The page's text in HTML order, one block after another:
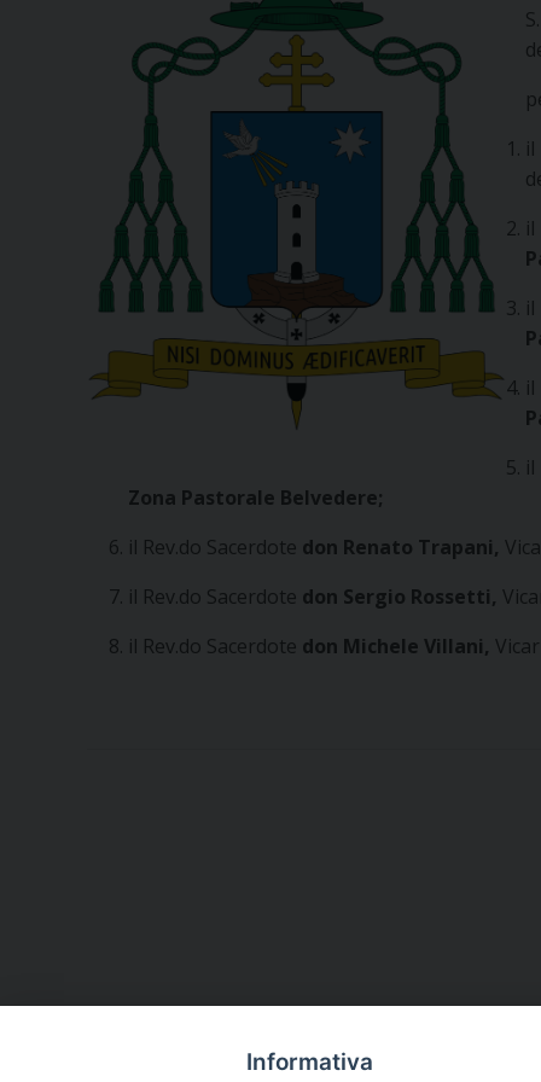
il
il
il
il
il
Zona Pastorale Belvedere;
il Rev.do Sacerdote don Renato Trapani,
il Rev.do Sacerdote don Sergio Rossetti,
il Rev.do Sacerdote don Michele Villani,
Informativa